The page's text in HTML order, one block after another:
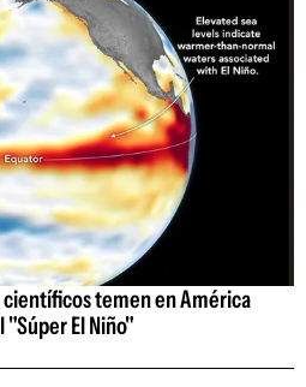
científicos temen en América
El Niño"